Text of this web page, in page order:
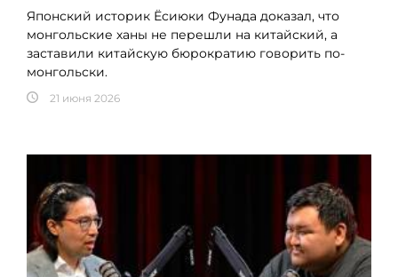
Японский историк Ёсиюки Фунада доказал, что
монгольские ханы не перешли на китайский, а
заставили китайскую бюрократию говорить по-
монгольски.
21 июня 2026